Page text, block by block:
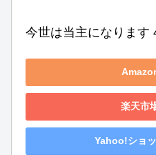
今世は当主になります
楽天市
Yahoo!ショ